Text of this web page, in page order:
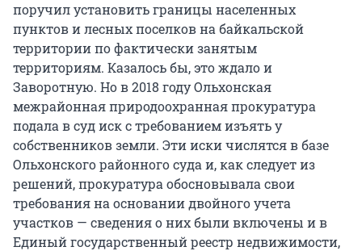
поручил установить границы населенных
пунктов и лесных поселков на байкальской
территории по фактически занятым
территориям. Казалось бы, это ждало и
Заворотную. Но в 2018 году Ольхонская
межрайонная природоохранная прокуратура
подала в суд иск с требованием изъять у
собственников земли. Эти иски числятся в базе
Ольхонского районного суда и, как следует из
решений, прокуратура обосновывала свои
требования на основании двойного учета
участков — сведения о них были включены и в
Единый государственный реестр недвижимости,